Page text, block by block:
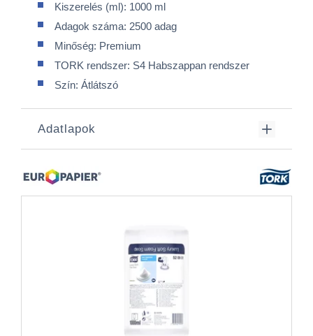
Kiszerelés (ml): 1000 ml
Adagok száma: 2500 adag
Minőség: Premium
TORK rendszer: S4 Habszappan rendszer
Szín: Átlátszó
Adatlapok